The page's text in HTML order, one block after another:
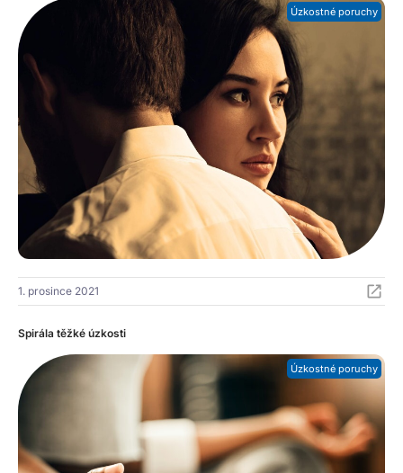
Úzkostné poruchy
1. prosince 2021
Spirála těžké úzkosti
Úzkostné poruchy